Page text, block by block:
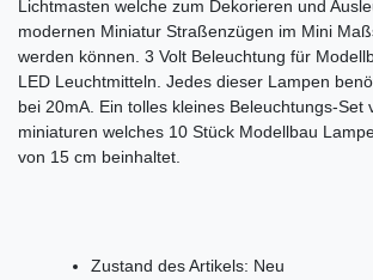
Lichtmasten welche zum Dekorieren und
modernen Miniatur Straßenzügen im Mini
werden können. 3 Volt Beleuchtung für
LED Leuchtmitteln. Jedes dieser Lampen
bei 20mA. Ein tolles kleines Beleuchtungs-Set
miniaturen welches 10 Stück Modellbau
von 15 cm beinhaltet.
Zustand des Artikels: Neu